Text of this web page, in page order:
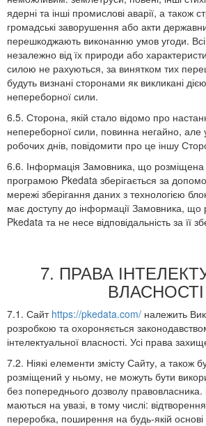
ядерні та інші промислові аварії, а також
громадські заворушення або акти
перешкоджають виконанню умов угоди.
незалежно від їх природи або
силою не рахуються, за винятком тих
будуть визнані сторонами як викликані
непереборної сили.
6.5. Сторона, якій стало відомо про
непереборної сили, повинна негайно, але
робочих днів, повідомити про це іншу
6.6. Інформація Замовника, що розміщена
програмою Pkedata зберігається за
мережі зберігання даних з технологією
має доступу до інформації Замовника, що
Pkedata та не несе відповідальність за її
7. ПРАВА
ВЛАСНОСТІ
7.1. Сайт https://pkedata.com/ належить
розробкою та охороняється
інтелектуальної власності. Усі права
7.2. Ніякі елементи змісту Сайту, а також
розміщений у ньому, не можуть бути
без попереднього дозволу
маються на увазі, в тому числі:
переробка, поширення на будь-якій основі